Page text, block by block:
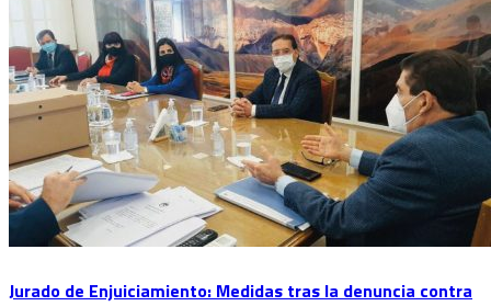
Jurado de Enjuiciamiento: Medidas tras la denuncia contra